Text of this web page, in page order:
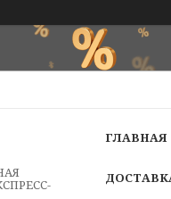
ГЛАВНАЯ